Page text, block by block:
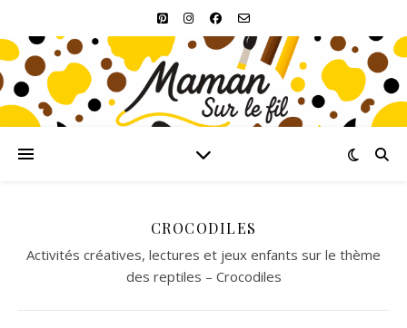
CROCODILES
Activités créatives, lectures et jeux enfants sur le thème
des reptiles – Crocodiles